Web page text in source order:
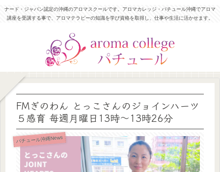
ナード・ジャパン認定の沖縄のアロマスクールです。アロマカレッジ・パチュール沖縄でアロマ
講座を受講する事で、アロマテラピーの知識を学び資格を取得し、仕事や生活に活かせます。
FMぎのわん とっこさんのジョインハーツ
５感育 毎週月曜日13時〜13時26分
パチュール沖縄News